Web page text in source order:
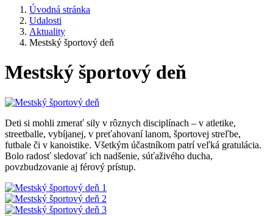
Úvodná stránka
Udalosti
Aktuality
Mestský športový deň
Mestský športový deň
Deti si mohli zmerať sily v rôznych disciplínach – v atletike,
streetballe, vybíjanej, v preťahovaní lanom, športovej streľbe,
futbale či v kanoistike. Všetkým účastníkom patrí veľká gratulácia.
Bolo radosť sledovať ich nadšenie, súťaživého ducha,
povzbudzovanie aj férový prístup.